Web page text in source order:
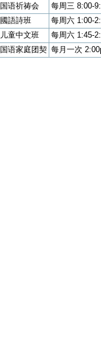
国语祈祷会
每周三 8:00-
國語詩班
每周六 1:00-
儿童中文班
每周六 1:45-
国语家庭团契 每月一次